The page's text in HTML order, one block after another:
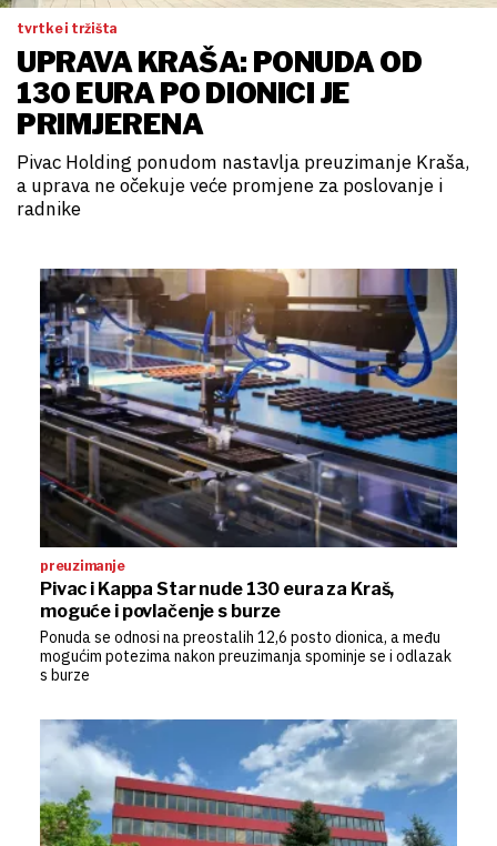
tvrtke i tržišta
UPRAVA KRAŠA: PONUDA OD
130 EURA PO DIONICI JE
PRIMJERENA
Pivac Holding ponudom nastavlja preuzimanje Kraša,
a uprava ne očekuje veće promjene za poslovanje i
radnike
preuzimanje
Pivac i Kappa Star nude 130 eura za Kraš,
moguće i povlačenje s burze
Ponuda se odnosi na preostalih 12,6 posto dionica, a među
mogućim potezima nakon preuzimanja spominje se i odlazak
s burze